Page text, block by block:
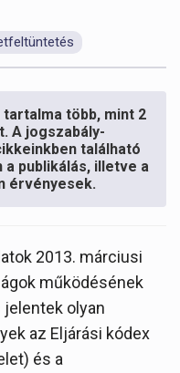
több, mint 2
A jogszabály-
található
publikálás, illetve a
érvényesek.
2013. márciusi
működésének
olyan
az Eljárási kódex
és a